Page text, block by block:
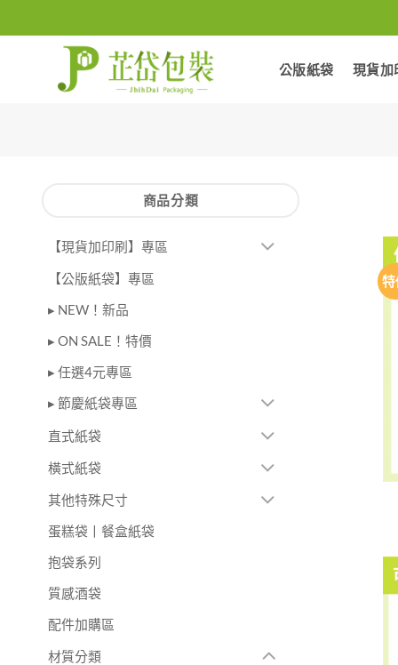
公版紙袋
現貨加
商品分類
【現貨加印刷】專區
【公版紙袋】專區
▸ NEW！新品
▸ ON SALE！特價
▸ 任選4元專區
▸ 節慶紙袋專區
直式紙袋
橫式紙袋
其他特殊尺寸
蛋糕袋丨餐盒紙袋
抱袋系列
質感酒袋
配件加購區
材質分類